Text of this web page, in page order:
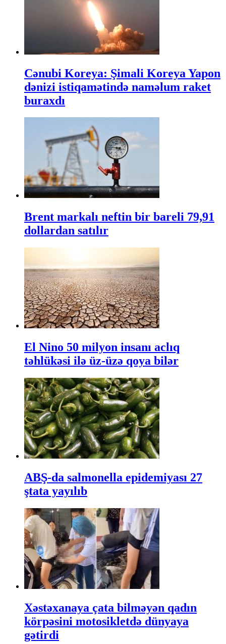
Cənubi Koreya: Şimali Koreya Yapon
dənizi istiqamətində naməlum raket
buraxdı
Brent markalı neftin bir bareli 79,91
dollardan satılır
El Nino 50 milyon insanı aclıq
təhlükəsi ilə üz-üzə qoya bilər
ABŞ-da salmonella epidemiyası 27
ştata yayılıb
Xəstəxanaya çata bilməyən qadın
körpəsini motosikletdə dünyaya
gətirdi